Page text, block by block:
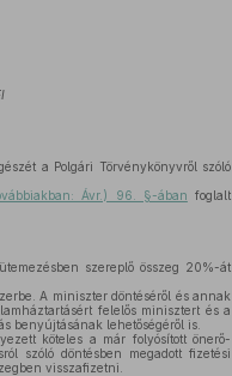
a Polgári Törvénykönyvről szóló
Ávr.) 96. §-ában foglalt
szereplő összeg 20%-át
A miniszter döntéséről és annak
felelős minisztert és a
benyújtásának lehetőségéről is.
köteles a már folyósított önerő-
szóló döntésben megadott fizetési
visszafizetni.